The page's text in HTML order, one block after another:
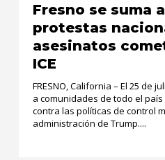
Fresno se suma
protestas
asesinatos
ICE
FRESNO, California – El 25 de
a comunidades de todo el
contra las políticas de control
administración de Trump....